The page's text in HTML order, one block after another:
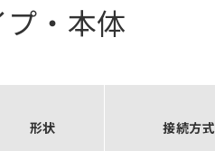
・本体
形状 接続方式